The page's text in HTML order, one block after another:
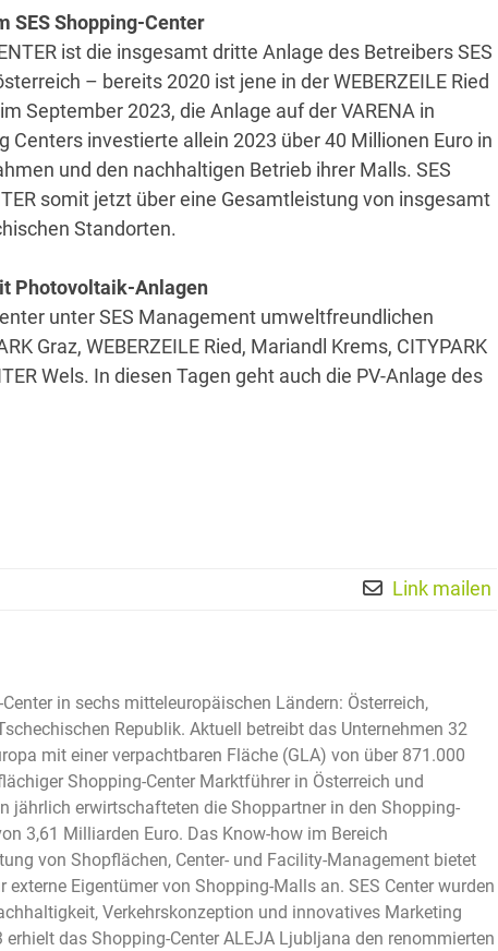
SES Shopping-Center
ist die insgesamt dritte Anlage des Betreibers SES
– bereits 2020 ist jene in der WEBERZEILE Ried
September 2023, die Anlage auf der VARENA in
Centers investierte allein 2023 über 40 Millionen Euro in
und den nachhaltigen Betrieb ihrer Malls. SES
somit jetzt über eine Gesamtleistung von insgesamt
Standorten.
Photovoltaik-Anlagen
unter SES Management umweltfreundlichen
Graz, WEBERZEILE Ried, Mariandl Krems, CITYPARK
Wels. In diesen Tagen geht auch die PV-Anlage des
Link mailen
in sechs mitteleuropäischen Ländern: Österreich,
Republik. Aktuell betreibt das Unternehmen 32
mit einer verpachtbaren Fläche (GLA) von über 871.000
Shopping-Center Marktführer in Österreich und
jährlich erwirtschafteten die Shoppartner in den Shopping-
3,61 Milliarden Euro. Das Know-how im Bereich
von Shopflächen, Center- und Facility-Management bietet
Eigentümer von Shopping-Malls an. SES Center wurden
Verkehrskonzeption und innovatives Marketing
das Shopping-Center ALEJA Ljubljana den renommierten